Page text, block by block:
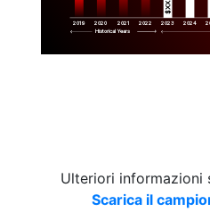
2019 2020 2021 2022 2023 2024
Historical Years
Ulteriori informazioni
Scarica il